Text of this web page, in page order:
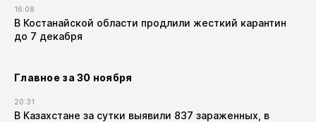
16:08
В Костанайской области продлили жесткий карантин
до 7 декабря
Главное за 30 ноября
20:31
В Казахстане за сутки выявили 837 зараженных, в